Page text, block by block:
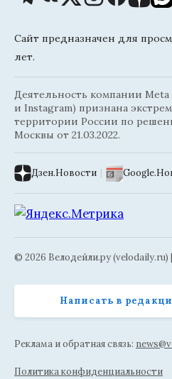
Сайт предназначен для
лет.
Деятельность компании Meta
и Instagram) признана
территории России по
Москвы от 21.03.2022.
Дзен.Новости |
© 2026 Велодейли.ру (velodaily.ru) |
Написать в
Реклама и обратная связь:
Политика конфиденциальности